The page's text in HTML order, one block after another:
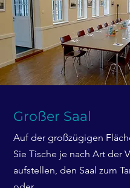
Großer Saal
Auf der großzügigen
Sie Tische je nach Art der
aufstellen, den Saal zum